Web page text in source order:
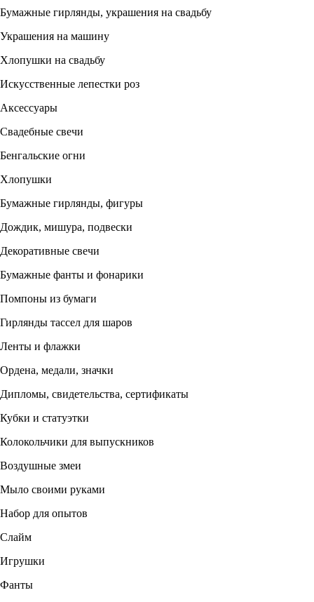
Бумажные гирлянды, украшения на свадьбу
Украшения на машину
Хлопушки на свадьбу
Искусственные лепестки роз
Аксессуары
Свадебные свечи
Бенгальские огни
Хлопушки
Бумажные гирлянды, фигуры
Дождик, мишура, подвески
Декоративные свечи
Бумажные фанты и фонарики
Помпоны из бумаги
Гирлянды тассел для шаров
Ленты и флажки
Ордена, медали, значки
Дипломы, свидетельства, сертификаты
Кубки и статуэтки
Колокольчики для выпускников
Воздушные змеи
Мыло своими руками
Набор для опытов
Слайм
Игрушки
Фанты